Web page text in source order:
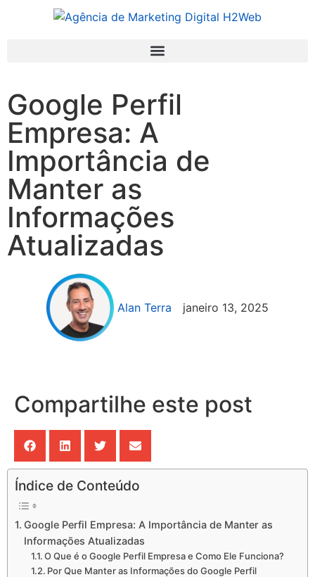
Google Perfil
Empresa: A
Importância de
Manter as
Informações
Atualizadas
Alan Terra janeiro 13, 2025
Compartilhe este post
Índice de Conteúdo
Google Perfil Empresa: A Importância de Manter as
Informações Atualizadas
O Que é o Google Perfil Empresa e Como Ele Funciona?
Por Que Manter as Informações do Google Perfil